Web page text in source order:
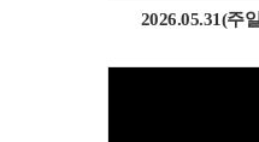
2026.05.31(주